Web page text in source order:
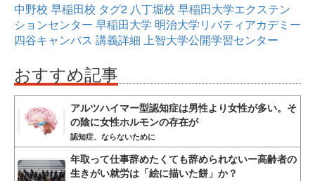
中野校 早稲田校 タグ2 八丁堀校 早稲田大学エクステン
ションセンター 早稲田大学 明治大学リバティアカデミー
四谷キャンパス 講義詳細 上智大学公開学習センター
おすすめ記事
アルツハイマー型認知症は男性より女性が多い。そ
の陰に女性ホルモンの存在が
認知症、ならないために
年取って仕事辞めたくても辞められないー高齢者の
生きがい就労は「絵に描いた餅」か？